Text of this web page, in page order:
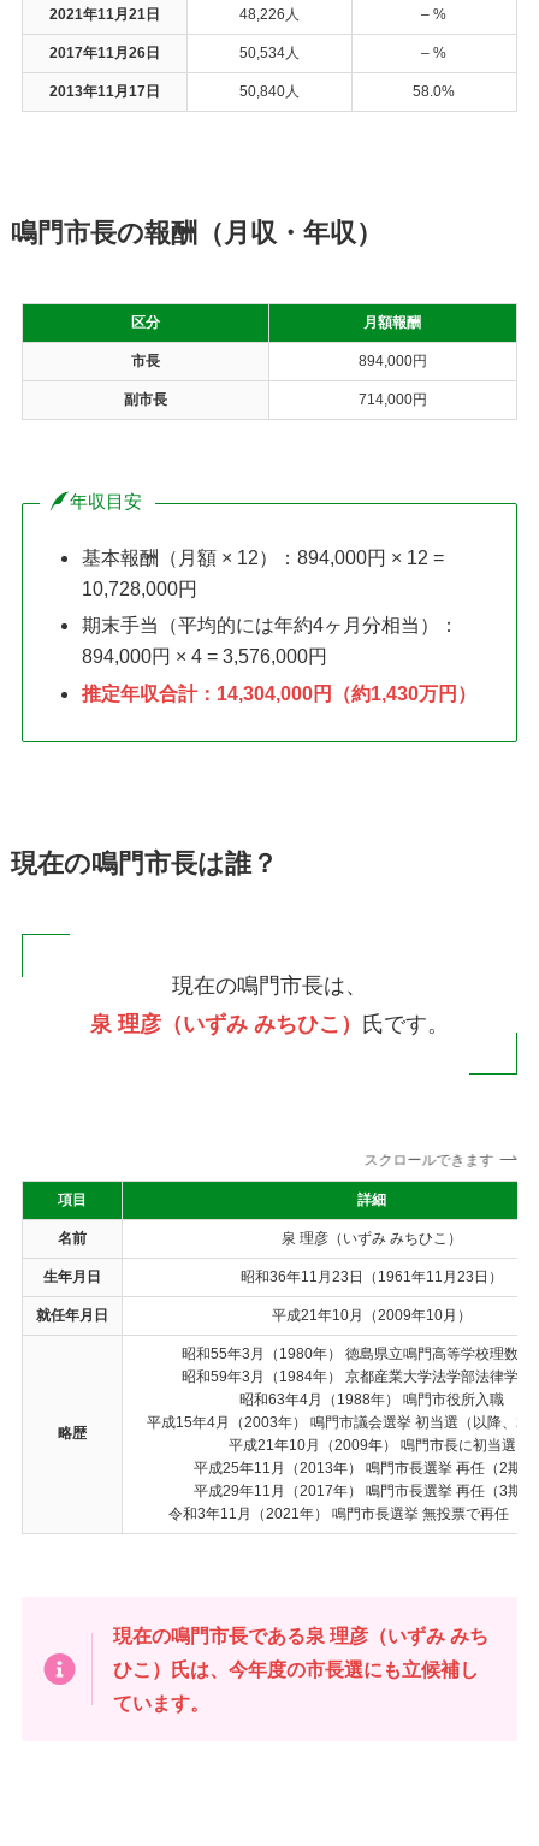
2021年11月21日 48,226人 – %
2017年11月26日 50,534人 – %
2013年11月17日 50,840人 58.0%
鳴門市長の報酬（月収・年収）
区分 月額報酬
市長 894,000円
副市長 714,000円
年収目安
基本報酬（月額 × 12）：894,000円 × 12 =
10,728,000円
期末手当（平均的には年約4ヶ月分相当）：
894,000円 × 4 = 3,576,000円
推定年収合計：14,304,000円（約1,430万円）
現在の鳴門市長は誰？
現在の鳴門市長は、
泉 理彦（いずみ みちひこ） 氏です。
スクロールできます
項目 詳細
名前 泉 理彦（いずみ みちひこ）
生年月日 昭和36年11月23日（1961年11月23日）
就任年月日 平成21年10月（2009年10月）
略歴
昭和55年3月（1980年） 徳島県立鳴門高等学校理数科
昭和59年3月（1984年） 京都産業大学法学部法律学科
昭和63年4月（1988年） 鳴門市役所入職
平成15年4月（2003年） 鳴門市議会選挙 初当選（以降、2
平成21年10月（2009年） 鳴門市長に初当選
平成25年11月（2013年） 鳴門市長選挙 再任（2期目
平成29年11月（2017年） 鳴門市長選挙 再任（3期目
令和3年11月（2021年） 鳴門市長選挙 無投票で再任（4
現在の鳴門市長である泉 理彦（いずみ みち
ひこ） 氏は、今年度の市長選にも立候補し
ています。